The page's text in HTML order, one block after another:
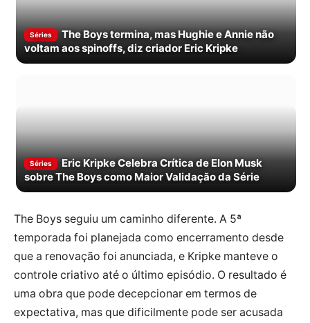
Séries
The Boys termina, mas Hughie e Annie não
voltam aos spinoffs, diz criador Eric Kripke
Séries
Eric Kripke Celebra Crítica de Elon Musk
sobre The Boys como Maior Validação da Série
The Boys seguiu um caminho diferente. A 5ª
temporada foi planejada como encerramento desde
que a renovação foi anunciada, e Kripke manteve o
controle criativo até o último episódio. O resultado é
uma obra que pode decepcionar em termos de
expectativa, mas que dificilmente pode ser acusada